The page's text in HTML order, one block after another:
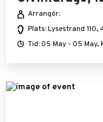
Arrangör:
Plats: Lysestrand 110,
Tid: 05 May - 05 May,